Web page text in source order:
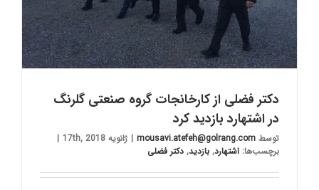
دکتر فضلی از کارخانجات گروه صنعتی گلرنگ
در اشتهارد بازدید کرد
توسط mousavi.atefeh@golrang.com
| ژانویه 17th, 2018
|
برچسب‌ها: اشتهارد, بازدید, دکتر فضلی